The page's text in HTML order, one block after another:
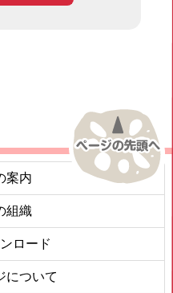
案内
組織
ロード
について